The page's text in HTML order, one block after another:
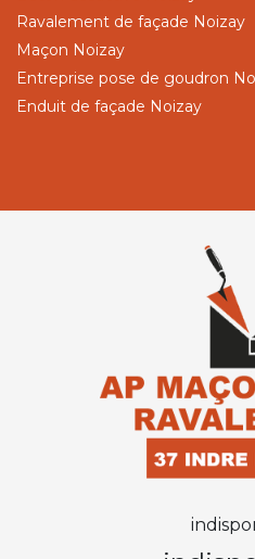
Ravalement de façade Noizay
Maçon Noizay
Entreprise pose de goudron
Enduit de façade Noizay